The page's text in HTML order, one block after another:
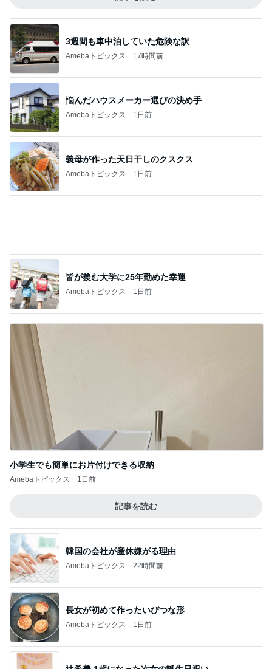
義母が作った天日干しのクスクス
Amebaトピックス 1日前
皆が羨む大学に25年勤めた幸運
Amebaトピックス 1日前
小学生でも簡単にお片付けできる収納
Amebaトピックス
長女が初めて作ったいびつな形
Amebaトピックス 1日前
Amebaトピックス 9時間前
小川菜摘 可愛いピカチュウバーガー
Amebaトピックス 14時間前